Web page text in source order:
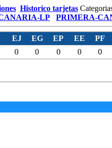
Historico tarjetas
LP PRIMERA-
EJ EG EP EE
PF
0 0 0 0 0